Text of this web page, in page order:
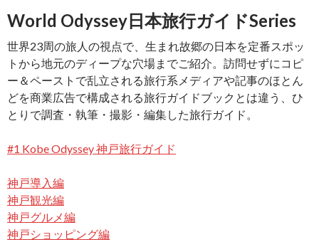
World Odyssey日本旅行ガイドSeries
世界23周の旅人の視点で、生まれ故郷の日本を定番スポッ
トから地元のディープな穴場までご紹介。訪問せずにコピ
ー＆ペーストで乱立される旅行系メディアや記事のほとん
どを商業広告で構成される旅行ガイドブックとは違う、ひ
とりで調査・執筆・撮影・編集した旅行ガイド。
#1 Kobe Odyssey 神戸旅行ガイド
神戸導入編
神戸観光編
神戸グルメ編
神戸ショッピング編